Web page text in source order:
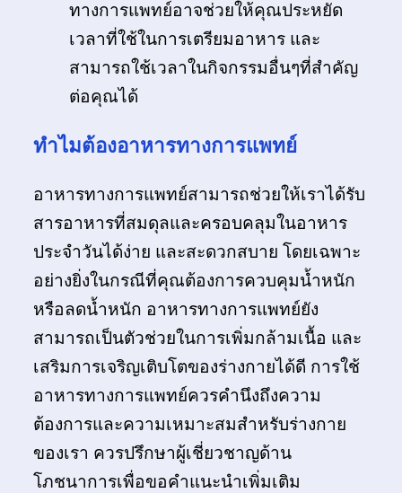
ทางการแพทย์อาจช่วยให้คุณประหยัด
เวลาที่ใช้ในการเตรียมอาหาร และ
สามารถใช้เวลาในกิจกรรมอื่นๆที่สำคัญ
ต่อคุณได้
ทำไมต้องอาหารทางการแพทย์
อาหารทางการแพทย์สามารถช่วยให้เราได้รับ
สารอาหารที่สมดุลและครอบคลุมในอาหาร
ประจำวันได้ง่าย และสะดวกสบาย โดยเฉพาะ
อย่างยิ่งในกรณีที่คุณต้องการควบคุมน้ำหนัก
หรือลดน้ำหนัก อาหารทางการแพทย์ยัง
สามารถเป็นตัวช่วยในการเพิ่มกล้ามเนื้อ และ
เสริมการเจริญเติบโตของร่างกายได้ดี การใช้
อาหารทางการแพทย์ควรคำนึงถึงความ
ต้องการและความเหมาะสมสำหรับร่างกาย
ของเรา ควรปรึกษาผู้เชี่ยวชาญด้าน
โภชนาการเพื่อขอคำแนะนำเพิ่มเติม